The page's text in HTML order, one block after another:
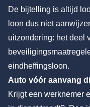
De bijtelling is altijd
loon dus niet
uitzondering: het deel
eindheffingsloon.
Auto vóór aanvang
Krijgt een werknemer